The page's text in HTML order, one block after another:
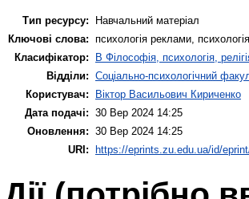
Тип ресурсу:
Навчальний матеріал
Ключові слова: психологія реклами,
Класифікатор:
B Філософія, психологія,
Відділи: Соціально-психологічний
Користувач:
Віктор Васильович Кириченко
Дата подачі: 30 Вер 2024 14:25
Оновлення: 30 Вер 2024 14:25
URI:
https://eprints.zu.edu.ua/id/